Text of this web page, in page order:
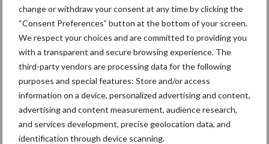
change or withdraw your consent at any time by clicking the
“Consent Preferences” button at the bottom of your screen.
We respect your choices and are committed to providing you
with a transparent and secure browsing experience. The
third-party vendors are processing data for the following
purposes and special features: Store and/or access
information on a device, personalized advertising and content,
advertising and content measurement, audience research,
and services development, precise geolocation data, and
identification through device scanning.
Meer weten?
Wil je meer weten over het wetsvoorstel
personenvennootschappen en wat dit voor jouw onderneming
betekent?Vul dan het contactformulier in.(Contactformulier
zoeken? Scrol helemaal naar beneden)
Bron:Countus
Aanbevolen voor jou!